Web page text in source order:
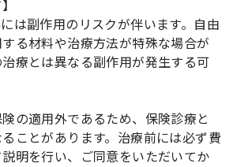
は副作用のリスクが伴います。自由
る材料や治療方法が特殊な場合が
療とは異なる副作用が発生する可
の適用外であるため、保険診療と
ことがあります。治療前には必ず費
明を行い、ご同意をいただいてか